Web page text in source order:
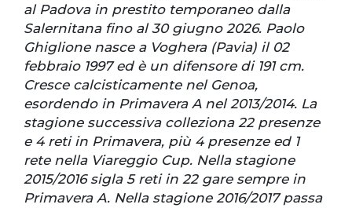
al Padova in prestito temporaneo dalla
Salernitana fino al 30 giugno 2026. Paolo
Ghiglione nasce a Voghera (Pavia) il 02
febbraio 1997 ed è un difensore di 191 cm.
Cresce calcisticamente nel Genoa,
esordendo in Primavera A nel 2013/2014. La
stagione successiva colleziona 22 presenze
e 4 reti in Primavera, più 4 presenze ed 1
rete nella Viareggio Cup. Nella stagione
2015/2016 sigla 5 reti in 22 gare sempre in
Primavera A. Nella stagione 2016/2017 passa